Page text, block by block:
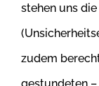
stehen uns die
zudem
gestundeten